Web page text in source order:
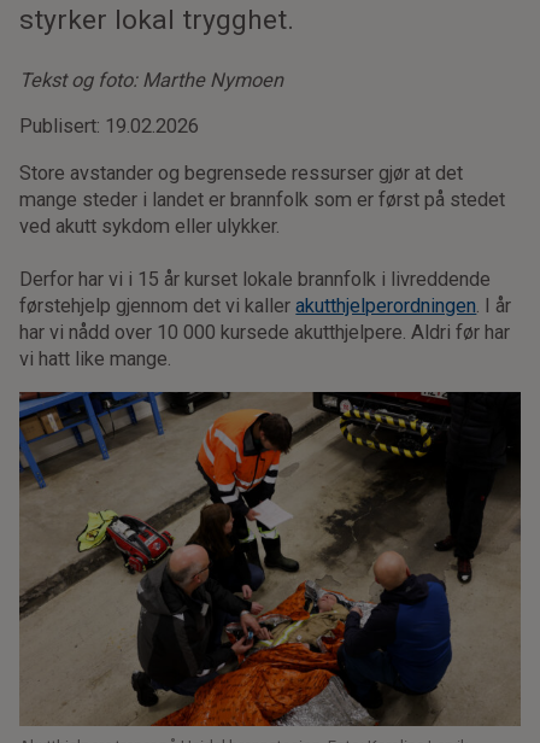
styrker lokal trygghet.
Tekst og foto: Marthe Nymoen
Publisert: 19.02.2026
Store avstander og begrensede ressurser gjør at det
mange steder i landet er brannfolk som er først på stedet
ved akutt sykdom eller ulykker.
Derfor har vi i 15 år kurset lokale brannfolk i livreddende
førstehjelp gjennom det vi kallerakutthjelperordningen . I år
har vi nådd over 10 000 kursede akutthjelpere. Aldri før har
vi hatt like mange.